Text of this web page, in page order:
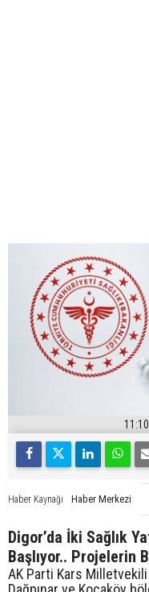
11:10
Haber Kaynağı Haber Merkezi
Digor’da İki Sağlık
Başlıyor.. Projelerin
AK Parti Kars Milletvekili